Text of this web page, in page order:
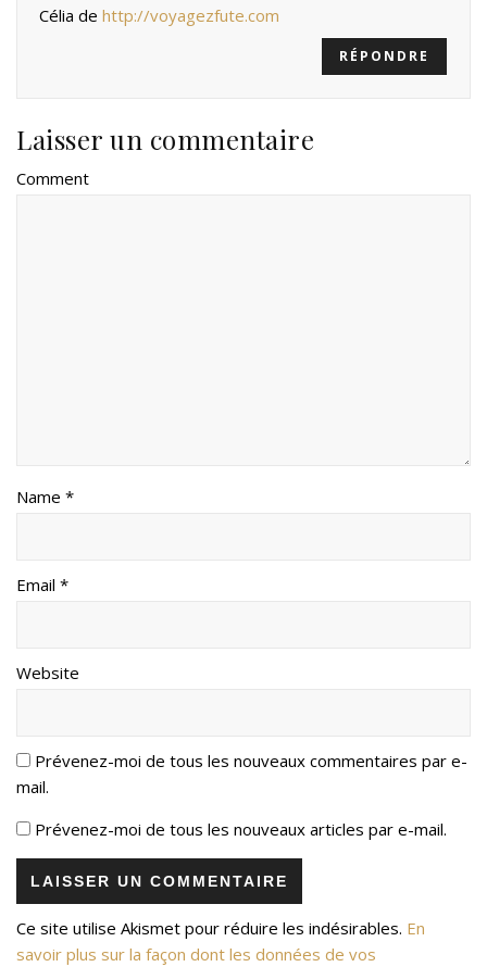
Célia de http://voyagezfute.com
RÉPONDRE
Laisser un commentaire
Comment
Name *
Email *
Website
Prévenez-moi de tous les nouveaux commentaires par e-
mail.
Prévenez-moi de tous les nouveaux articles par e-mail.
Ce site utilise Akismet pour réduire les indésirables. En
savoir plus sur la façon dont les données de vos